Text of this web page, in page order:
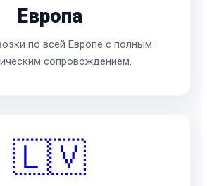
Европа
по всей Европе с полным
сопровождением.
🇱🇻